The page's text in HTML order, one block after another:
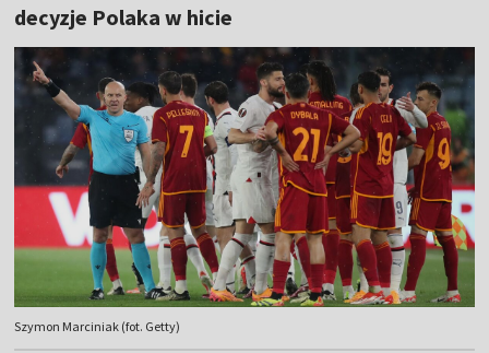
decyzje Polaka w hicie
Szymon Marciniak (fot. Getty)